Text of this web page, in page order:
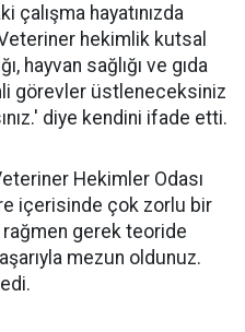
çalışma hayatınızda
hekimlik kutsal
hayvan sağlığı ve gıda
görevler üstleneceksiniz
diye kendini ifade etti.
Hekimler Odası
içerisinde çok zorlu bir
gerek teoride
mezun oldunuz.